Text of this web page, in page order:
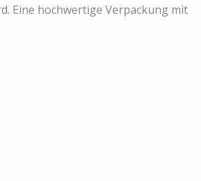
Eine hochwertige Verpackung mit